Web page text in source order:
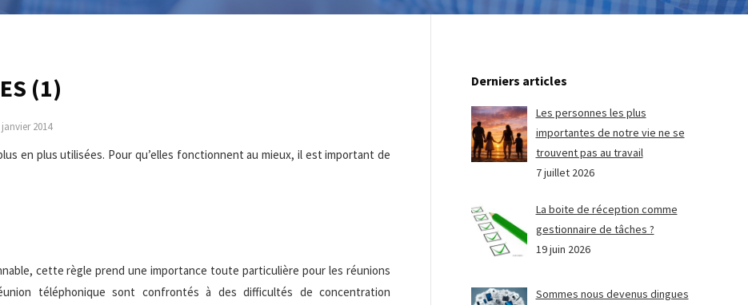
(1)
janvier 2014
en plus utilisées. Pour qu’elles fonctionnent au mieux, il est important de
cette règle prend une importance toute particulière pour les réunions
téléphonique sont confrontés à des difficultés de concentration
Derniers articles
Les personnes les plus
importantes de notre vie ne se
trouvent pas au travail
7 juillet 2026
La boite de réception comme
gestionnaire de tâches ?
19 juin 2026
Sommes nous devenus dingues